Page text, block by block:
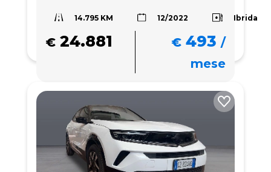
14.795 KM 12/2022 Ibrida
€ 24.881 € 493 /
mese